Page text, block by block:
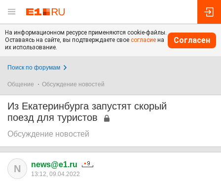
На информационном ресурсе применяются cookie-файлы.
Оставаясь на сайте, вы подтверждаете свое согласие на
их использование.
Согласен
Поиск по форумам
Общение Обсуждение новостей
Из Екатеринбурга запустят скорый
поезд для туристов
Обсуждение новостей
N news@e1.ru
13:12, 09.04.2022